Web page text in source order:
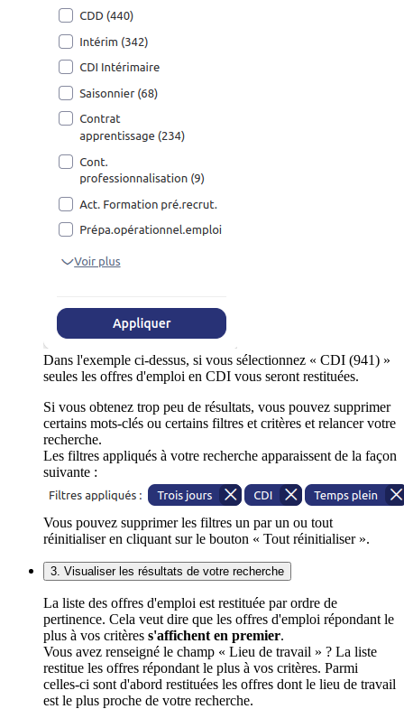
Dans l'exemple ci-dessus, si vous sélectionnez « CDI (941) »
seules les offres d'emploi en CDI vous seront restituées.
Si vous obtenez trop peu de résultats, vous pouvez supprimer
certains mots-clés ou certains filtres et critères et relancer votre
recherche.
Les filtres appliqués à votre recherche apparaissent de la façon
suivante :
Vous pouvez supprimer les filtres un par un ou tout
réinitialiser en cliquant sur le bouton « Tout réinitialiser ».
3. Visualiser les résultats de votre recherche
La liste des offres d'emploi est restituée par ordre de
pertinence. Cela veut dire que les offres d'emploi répondant le
plus à vos critères s'affichent en premier.
Vous avez renseigné le champ « Lieu de travail » ? La liste
restitue les offres répondant le plus à vos critères. Parmi
celles-ci sont d'abord restituées les offres dont le lieu de travail
est le plus proche de votre recherche.